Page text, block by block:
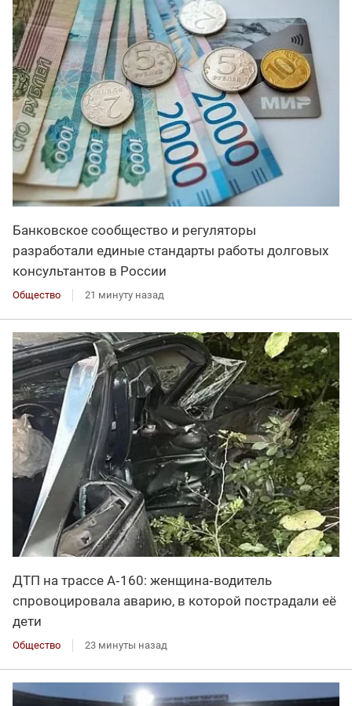
Банковское сообщество и регуляторы
разработали единые стандарты работы долговых
консультантов в России
Общество 21 минуту назад
ДТП на трассе А‑160: женщина‑водитель
спровоцировала аварию, в которой пострадали её
дети
Общество 23 минуты назад